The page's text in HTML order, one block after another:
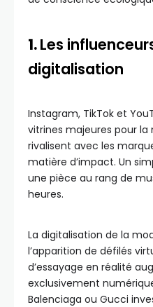
1.Les
digitalisation
Instagram, TikTok et
vitrines majeures pour la
rivalisent avec les
matière d’impact. Un
une pièce au rang de
heures.
La digitalisation de la
l’apparition de défilés
d’essayage en réalité
exclusivement
Balenciaga ou Gucci